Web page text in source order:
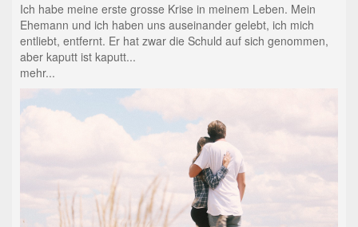
Ich habe meine erste grosse Krise in meinem Leben. Mein
Ehemann und ich haben uns auseinander gelebt, ich mich
entliebt, entfernt. Er hat zwar die Schuld auf sich genommen,
aber kaputt ist kaputt...
mehr...